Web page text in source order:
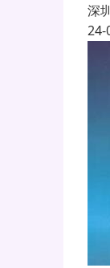
深
24-